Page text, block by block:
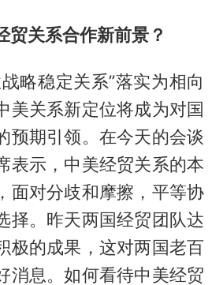
贸关系合作新前景？
略稳定关系”落实为相向
美关系新定位将成为对国
预期引领。在今天的会谈
表示，中美经贸关系的本
面对分歧和摩擦，平等协
择。昨天两国经贸团队达
极的成果，这对两国老百
消息。如何看待中美经贸